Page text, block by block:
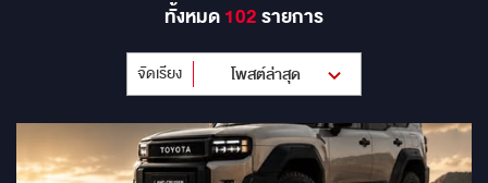
ทั้งหมด102รายการ
จัดเรียง โพสต์ล่าสุด